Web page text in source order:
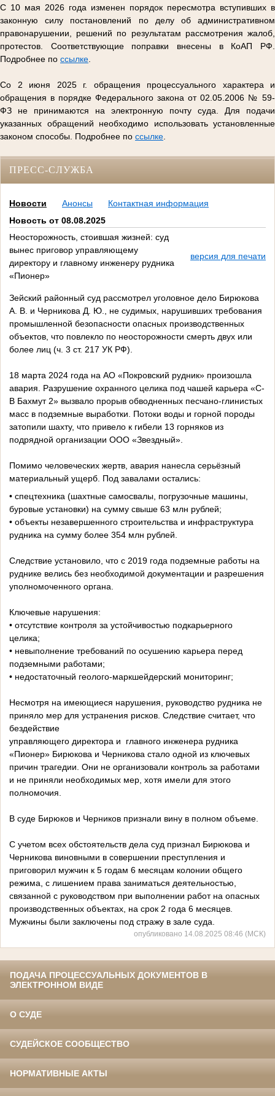
С 10 мая 2026 года изменен порядок пересмотра вступивших в
законную силу постановлений по делу об административном
правонарушении, решений по результатам рассмотрения жалоб,
протестов. Соответствующие поправки внесены в КоАП РФ.
Подробнее по ссылке
Со 2 июня 2025 г. обращения процессуального характера и
обращения в порядке Федерального закона от 02.05.2006 № 59-
ФЗ не принимаются на электронную почту суда. Для подачи
указанных обращений необходимо использовать установленные
законом способы. Подробнее по ссылке
ПРЕСС-СЛУЖБА
Новости Анонсы
Контактная информация
Новость от 08.08.2025
Неосторожность, стоившая жизней: суд
вынес приговор управляющему
директору и главному инженеру рудника
«Пионер»
версия для печати
Зейский районный суд рассмотрел уголовное дело Бирюкова
А. В. и Черникова Д. Ю., не судимых, нарушивших требования
промышленной безопасности опасных производственных
объектов, что повлекло по неосторожности смерть двух или
более лиц (ч. 3 ст. 217 УК РФ).
18 марта 2024 года на АО «Покровский рудник» произошла
авария. Разрушение охранного целика под чашей карьера «С-
В Бахмут 2» вызвало прорыв обводненных песчано-глинистых
масс в подземные выработки. Потоки воды и горной породы
затопили шахту, что привело к гибели 13 горняков из
подрядной организации ООО «Звездный».
Помимо человеческих жертв, авария нанесла серьёзный
материальный ущерб. Под завалами остались:
• спецтехника (шахтные самосвалы, погрузочные машины,
буровые установки) на сумму свыше 63 млн рублей;
• объекты незавершенного строительства и инфраструктура
рудника на сумму более 354 млн рублей.
Следствие установило, что с 2019 года подземные работы на
руднике велись без необходимой документации и разрешения
уполномоченного органа.
Ключевые нарушения:
• отсутствие контроля за устойчивостью подкарьерного
целика;
• невыполнение требований по осушению карьера перед
подземными работами;
• недостаточный геолого-маркшейдерский мониторинг;
Несмотря на имеющиеся нарушения, руководство рудника не
приняло мер для устранения рисков. Следствие считает, что
бездействие
управляющего директора и главного инженера рудника
«Пионер» Бирюкова и Черникова стало одной из ключевых
причин трагедии. Они не организовали контроль за работами
и не приняли необходимых мер, хотя имели для этого
полномочия.
В суде Бирюков и Черников признали вину в полном объеме.
С учетом всех обстоятельств дела суд признал Бирюкова и
Черникова виновными в совершении преступления и
приговорил мужчин к 5 годам 6 месяцам колонии общего
режима, с лишением права заниматься деятельностью,
связанной с руководством при выполнении работ на опасных
производственных объектах, на срок 2 года 6 месяцев.
Мужчины были заключены под стражу в зале суда.
опубликовано 14.08.2025 08:46 (МСК)
ПОДАЧА ПРОЦЕССУАЛЬНЫХ ДОКУМЕНТОВ В
ЭЛЕКТРОННОМ ВИДЕ
О СУДЕ
СУДЕЙСКОЕ СООБЩЕСТВО
НОРМАТИВНЫЕ АКТЫ